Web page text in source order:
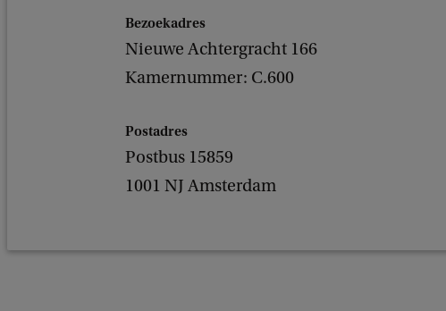
Bezoekadres
Nieuwe Achtergracht 166
Kamernummer: C.600
Postadres
Postbus 15859
1001 NJ Amsterdam